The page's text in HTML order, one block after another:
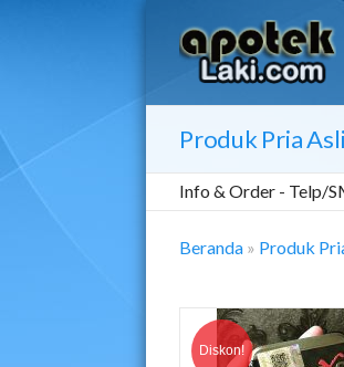
Produk Pria
Info & Order - Telp/
Beranda » Produk
Produk
Pria
Diskon!